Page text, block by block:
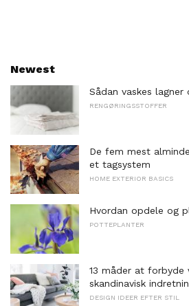
Newest
Sådan vaskes lagner
RENGØRINGSSTOFFER
De fem mest
et tagsystem
HOME EXTERIOR BASICS
Hvordan opdele og
POTTEPLANTER
13 måder at forbyde
skandinavisk
DESIGN IDEER EFTER STIL